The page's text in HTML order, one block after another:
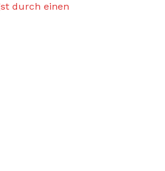
durch einen